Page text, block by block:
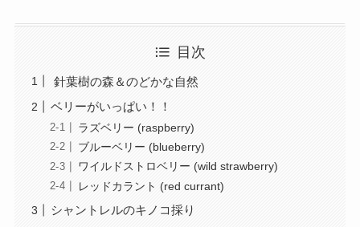
目次
針葉樹の森＆のどかな自然
ベリーがいっぱい！！
ラズベリー (raspberry)
ブルーベリー (blueberry)
ワイルドストロベリー (wild strawberry)
レッドカラント (red currant)
シャントレルのキノコ採り